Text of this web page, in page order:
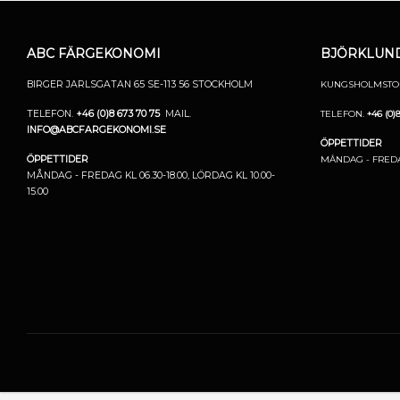
ABC FÄRGEKONOMI
BIRGER JARLSGATAN 65 SE-113 56 STOCKHOLM
TELEFON. +46 (0)8 673 70 75 MAIL.
INFO@ABCFARGEKONOMI.SE
ÖPPETTIDER
MÅNDAG - FREDAG KL 06.30-18.00, LÖRDAG KL 10.00-
15.00
TELEFON. +46
ÖPPETTIDER
MÅNDAG -